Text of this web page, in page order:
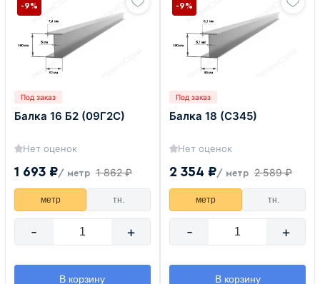
Под заказ
Балка 16 Б2 (09Г2С)
Нет оценок
1 693 ₽/ метр 1 862 ₽
-9%
метр тн.
- +
В корзину
Под заказ
Балка 18 (С345)
Нет оценок
2 354 ₽/ метр 2 589 ₽
-9%
метр тн.
- +
В корзину